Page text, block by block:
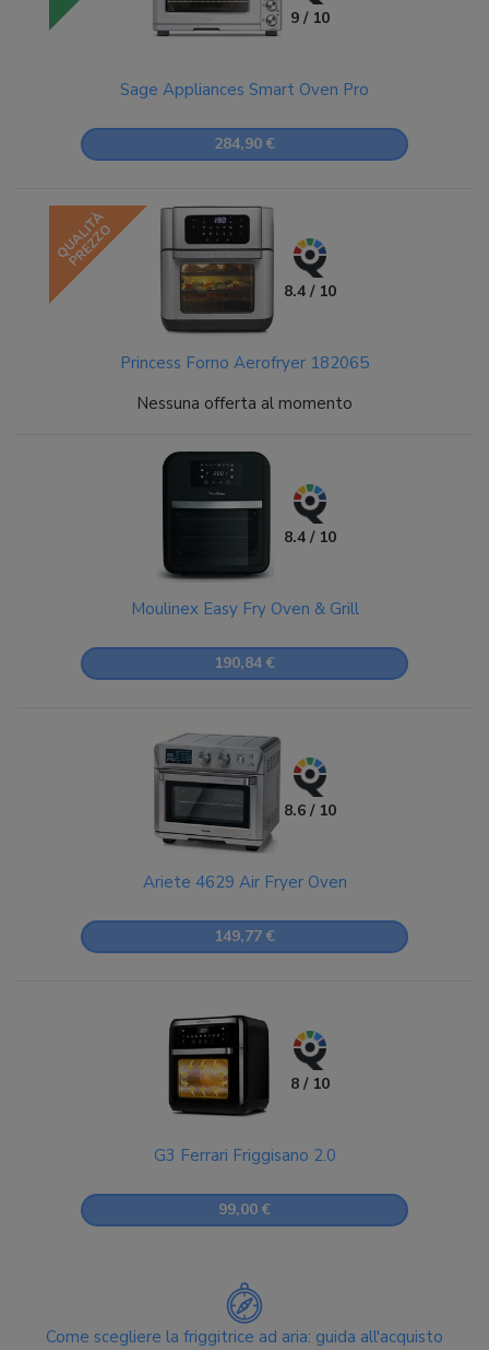
9 / 10
Sage Appliances Smart Oven Pro
284,90 €
QUALITÀ
PREZZO
8.4 / 10
Princess Forno Aerofryer 182065
Nessuna offerta al momento
8.4 / 10
Moulinex Easy Fry Oven & Grill
190,84 €
8.6 / 10
Ariete 4629 Air Fryer Oven
149,77 €
8 / 10
G3 Ferrari Friggisano 2.0
99,00 €
Come scegliere la friggitrice ad aria: guida all'acquisto